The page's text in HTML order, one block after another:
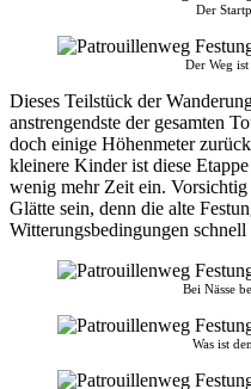
Der
Der Weg
Dieses Teilstück der
anstrengendste der gesamten
doch einige Höhenmeter
kleinere Kinder ist diese
wenig mehr Zeit ein.
Glätte sein, denn die alte
Witterungsbedingungen
Bei Nässe
Was ist